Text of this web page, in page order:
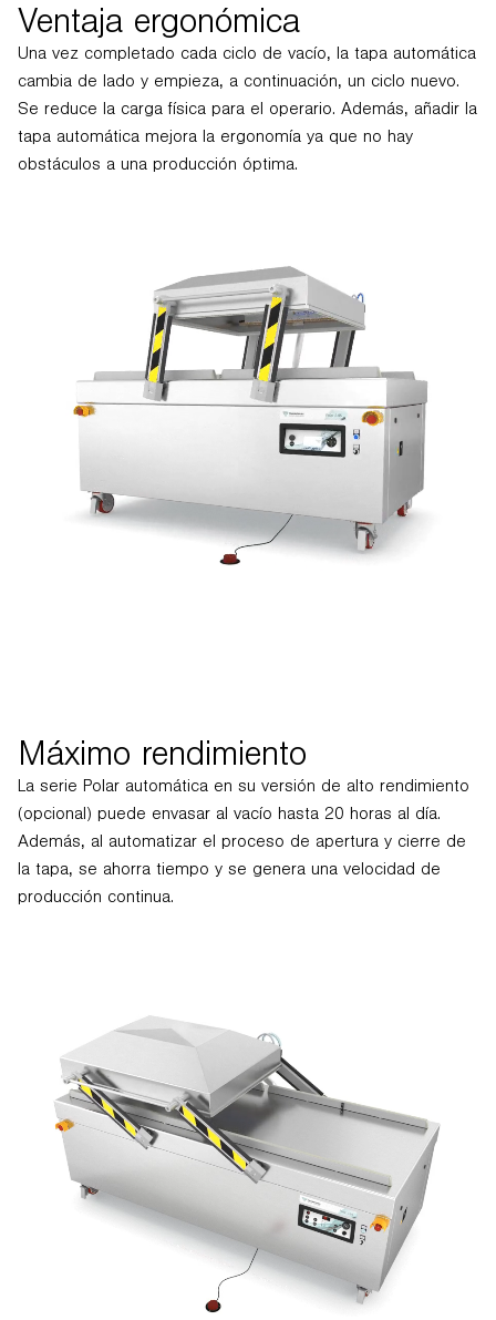
Ventaja ergonómica
Una vez completado cada ciclo de vacío, la tapa automática
cambia de lado y empieza, a continuación, un ciclo nuevo.
Se reduce la carga física para el operario. Además, añadir la
tapa automática mejora la ergonomía ya que no hay
obstáculos a una producción óptima.
Máximo rendimiento
La serie Polar automática en su versión de alto rendimiento
(opcional) puede envasar al vacío hasta 20 horas al día.
Además, al automatizar el proceso de apertura y cierre de
la tapa, se ahorra tiempo y se genera una velocidad de
producción continua.